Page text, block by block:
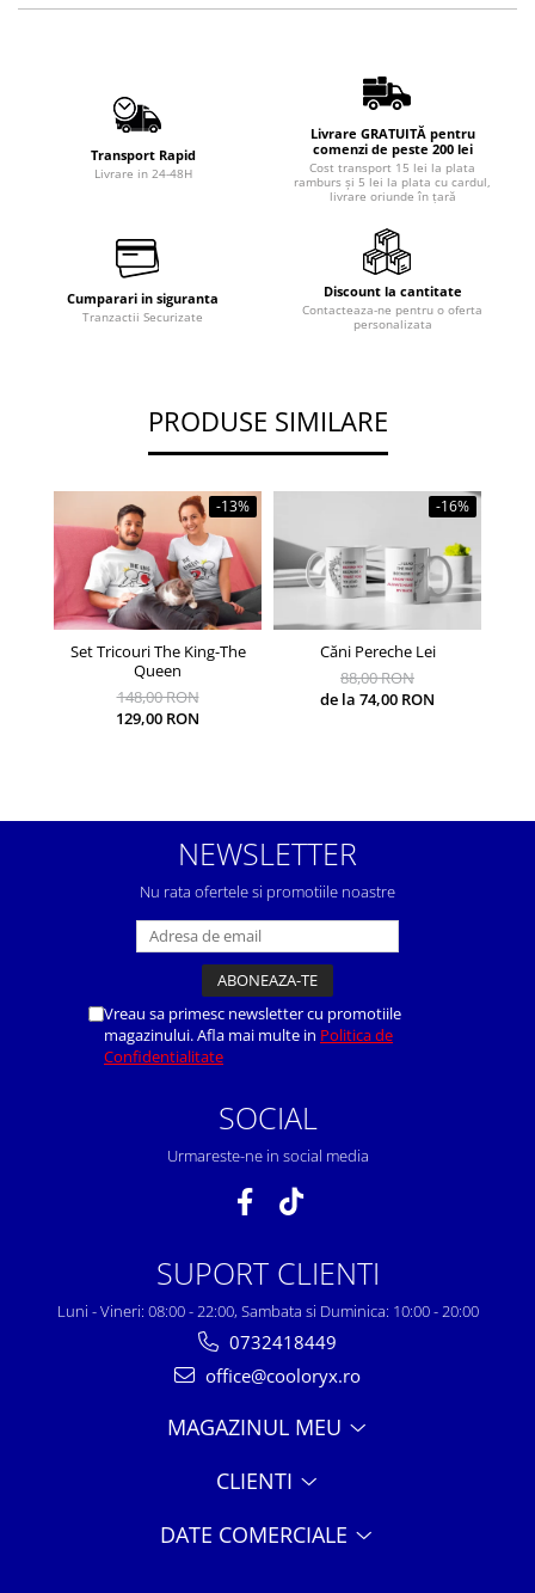
Transport Rapid
Livrare in 24-48H
Livrare GRATUITĂ pentru
comenzi de peste 200 lei
Cost transport 15 lei la plata
ramburs și 5 lei la plata cu cardul,
livrare oriunde în țară
Cumparari in siguranta
Tranzactii Securizate
Discount la cantitate
Contacteaza-ne pentru o oferta
personalizata
PRODUSE SIMILARE
-13%
Set Tricouri The King-The
Queen
148,00 RON
129,00 RON
-16%
Căni Pereche Lei
88,00 RON
de la 74,00 RON
NEWSLETTER
Nu rata ofertele si promotiile noastre
Vreau sa primesc newsletter cu promotiile
magazinului. Afla mai multe in Politica de
Confidentialitate
SOCIAL
Urmareste-ne in social media
SUPORT CLIENTI
Luni - Vineri: 08:00 - 22:00, Sambata si Duminica: 10:00 - 20:00
0732418449
office@cooloryx.ro
MAGAZINUL MEU
CLIENTI
DATE COMERCIALE